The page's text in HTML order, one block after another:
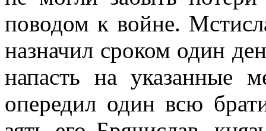
поводом к войне.
назначил сроком один
напасть на указанные
опередил один всю